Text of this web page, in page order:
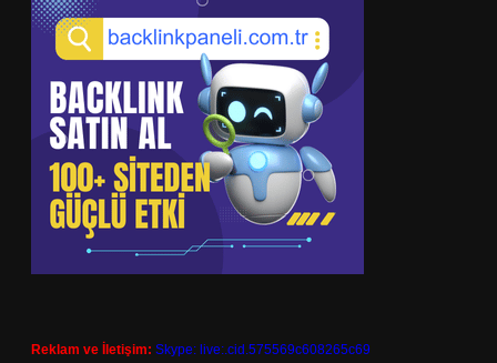
Reklam ve İletişim: Skype: live:.cid.575569c608265c69